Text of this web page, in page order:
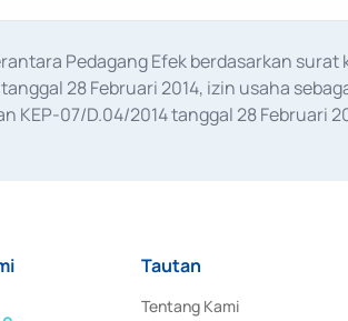
Pedagang Efek berdasarkan
28 Februari 2014, izin usaha
KEP-07/D.04/2014 tanggal 28 Februari
Tautan
Tentang Kami